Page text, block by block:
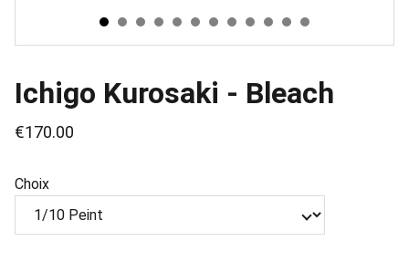
Ichigo Kurosaki - Bleach
€170.00
Choix